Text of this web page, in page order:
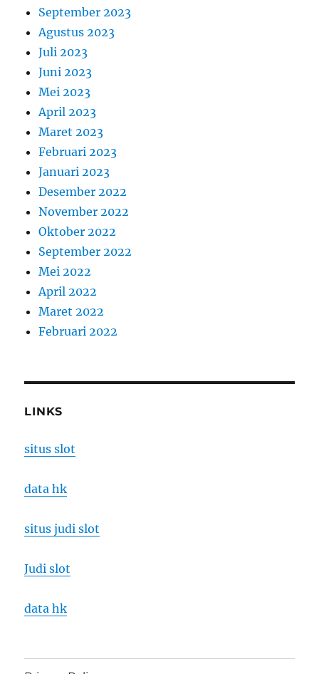
September 2023
Agustus 2023
Juli 2023
Juni 2023
Mei 2023
April 2023
Maret 2023
Februari 2023
Januari 2023
Desember 2022
November 2022
Oktober 2022
September 2022
Mei 2022
April 2022
Maret 2022
Februari 2022
LINKS
situs slot
data hk
situs judi slot
Judi slot
data hk